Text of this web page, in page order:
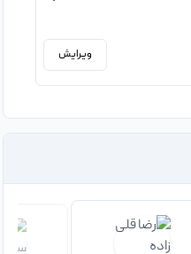
ویرایش